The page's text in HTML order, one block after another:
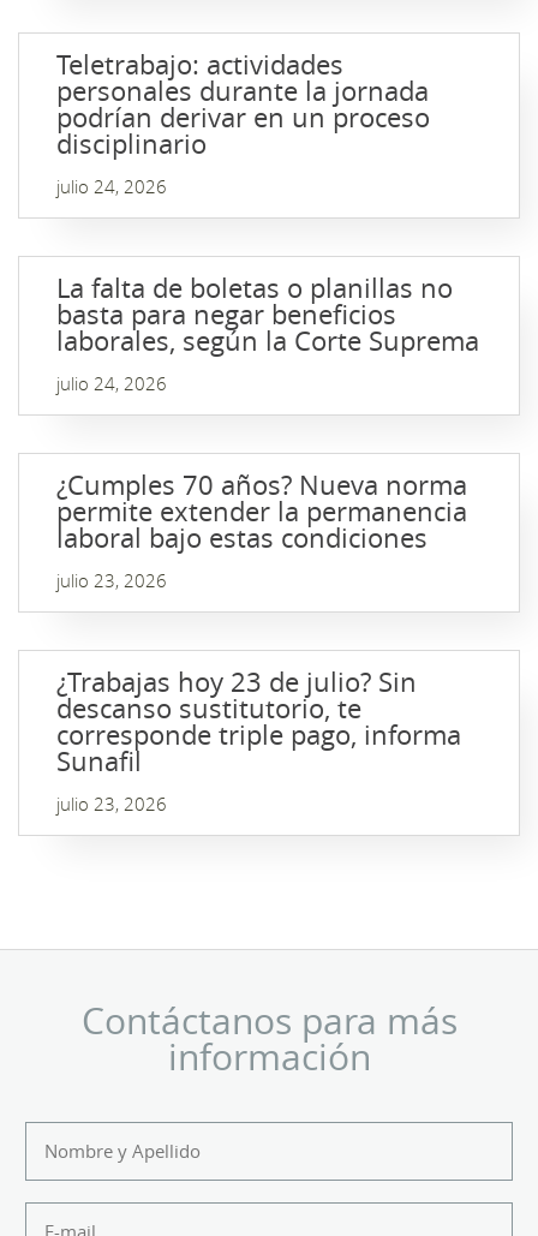
Teletrabajo: actividades
personales durante la jornada
podrían derivar en un proceso
disciplinario
julio 24, 2026
La falta de boletas o planillas no
basta para negar beneficios
laborales, según la Corte Suprema
julio 24, 2026
¿Cumples 70 años? Nueva norma
permite extender la permanencia
laboral bajo estas condiciones
julio 23, 2026
¿Trabajas hoy 23 de julio? Sin
descanso sustitutorio, te
corresponde triple pago, informa
Sunafil
julio 23, 2026
Contáctanos para más
información